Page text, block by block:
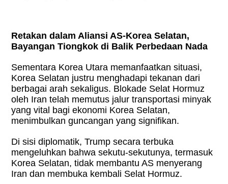
Retakan dalam Aliansi AS-Korea Selatan,
Bayangan Tiongkok di Balik Perbedaan Nada
Sementara Korea Utara memanfaatkan situasi,
Korea Selatan justru menghadapi tekanan dari
berbagai arah sekaligus. Blokade Selat Hormuz
oleh Iran telah memutus jalur transportasi minyak
yang vital bagi ekonomi Korea Selatan,
menimbulkan guncangan yang signifikan.
Di sisi diplomatik, Trump secara terbuka
mengeluhkan bahwa sekutu-sekutunya, termasuk
Korea Selatan, tidak membantu AS menyerang
Iran dan membuka kembali Selat Hormuz.